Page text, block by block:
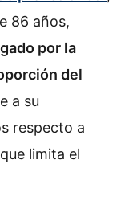
86 años,
por la
del
a su
respecto a
limita el